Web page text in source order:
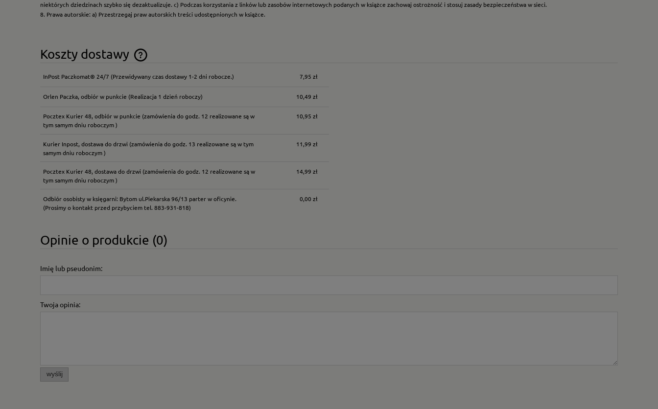
niektórych dziedzinach szybko się dezaktualizuje. c) Podczas korzystania z linków lub zasobów internetowych podanych w książce zachowaj ostrożność i stosuj zasady bezpieczeństwa w sieci.
8. Prawa autorskie: a) Przestrzegaj praw autorskich treści udostępnionych w książce.
Koszty dostawy
Cena nie zawiera ewentualnych kosztów
InPost Paczkomat® 24/7 (Przewidywany czas dostawy 1-2 dni robocze.) 7,95 zł
Orlen Paczka, odbiór w punkcie (Realizacja 1 dzień roboczy) 10,49 zł
Pocztex Kurier 48, odbiór w punkcie (zamówienia do godz. 12 realizowane są w
tym samym dniu roboczym )
10,95 zł
Kurier Inpost, dostawa do drzwi (zamówienia do godz. 13 realizowane są w tym
samym dniu roboczym )
11,99 zł
Pocztex Kurier 48, dostawa do drzwi (zamówienia do godz. 12 realizowane są w
tym samym dniu roboczym )
14,99 zł
Odbiór osobisty w księgarni: Bytom ul.Piekarska 96/13 parter w oficynie.
(Prosimy o kontakt przed przybyciem tel. 883-931-818)
0,00 zł
Opinie o produkcie (0)
Imię lub pseudonim:
Twoja opinia:
wyślij